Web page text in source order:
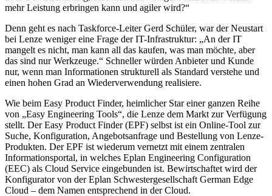
mehr Leistung erbringen kann und agiler wird?“
Denn geht es nach Taskforce-Leiter Gerd Schüler, war der Neustart
bei Lenze weniger eine Frage der IT-Infrastruktur: „An der IT
mangelt es nicht, man kann all das kaufen, was man möchte, aber
das sind nur Werkzeuge.“ Schneller würden Anbieter und Kunde
nur, wenn man Informationen strukturell als Standard verstehe und
einen hohen Grad an Wiederverwendung realisiere.
Wie beim Easy Product Finder, heimlicher Star einer ganzen Reihe
von „Easy Engineering Tools“, die Lenze dem Markt zur Verfügung
stellt. Der Easy Product Finder (EPF) selbst ist ein Online-Tool zur
Suche, Konfiguration, Angebotsanfrage und Bestellung von Lenze-
Produkten. Der EPF ist wiederum vernetzt mit einem zentralen
Informationsportal, in welches Eplan Engineering Configuration
(EEC) als Cloud Service eingebunden ist. Bewirtschaftet wird der
Konfigurator von der Eplan Schwestergesellschaft German Edge
Cloud – dem Namen entsprechend in der Cloud.